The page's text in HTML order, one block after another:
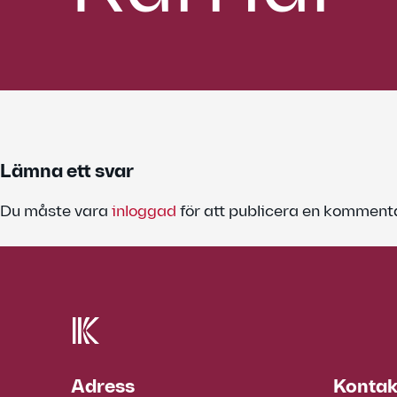
Lämna ett svar
Du måste vara inloggad för att publicera en
Adress